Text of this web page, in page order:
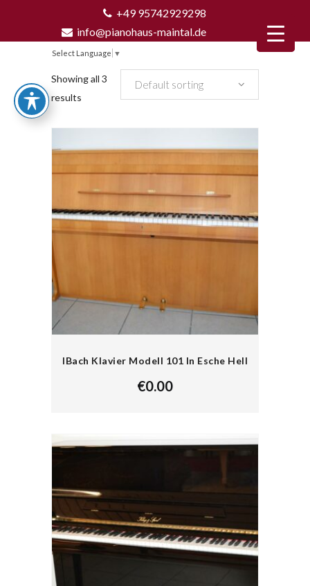
+49 95742929298
info@pianohaus-maintal.de
Select Language ▼
Showing all 3
results
Default sorting
IBach Klavier Modell 101 In Esche Hell
€0.00